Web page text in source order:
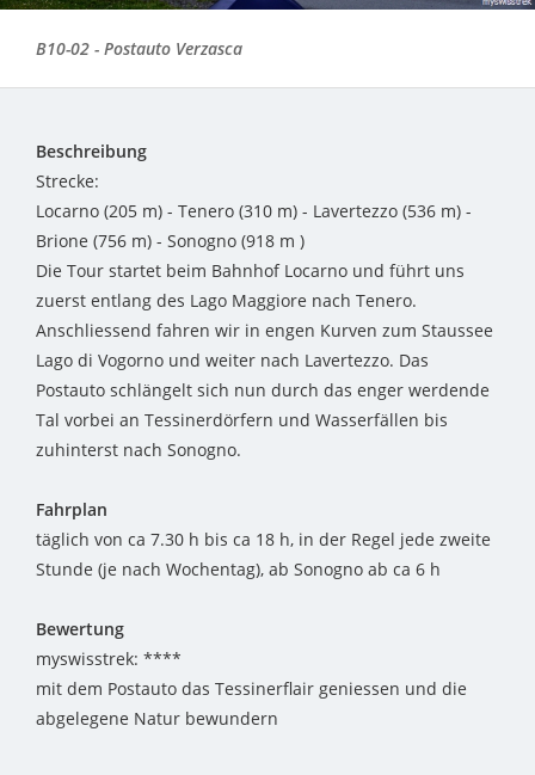
B10-02 - Postauto Verzasca
Beschreibung
Strecke:
Locarno (205 m) - Tenero (310 m) - Lavertezzo (536 m) -
Brione (756 m) - Sonogno (918 m )
Die Tour startet beim Bahnhof Locarno und führt uns
zuerst entlang des Lago Maggiore nach Tenero.
Anschliessend fahren wir in engen Kurven zum Staussee
Lago di Vogorno und weiter nach Lavertezzo. Das
Postauto schlängelt sich nun durch das enger werdende
Tal vorbei an Tessinerdörfern und Wasserfällen bis
zuhinterst nach Sonogno.
Fahrplan
täglich von ca 7.30 h bis ca 18 h, in der Regel jede zweite
Stunde (je nach Wochentag), ab Sonogno ab ca 6 h
Bewertung
myswisstrek: ****
mit dem Postauto das Tessinerflair geniessen und die
abgelegene Natur bewundern